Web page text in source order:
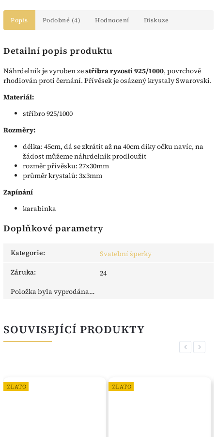
Popis Podobné (4) Hodnocení Diskuze
Detailní popis produktu
Náhrdelník je vyroben zestříbra ryzosti 925/1000, povrchově
rhodiován proti černání. Přívěsek je osázený krystaly Swarovski.
Materiál:
stříbro 925/1000
Rozměry:
délka: 45cm, dá se zkrátit až na 40cm díky očku navíc, na
žádost můžeme náhrdelník prodloužit
rozměr přívěsku: 27x30mm
průměr krystalů: 3x3mm
Zapínání
karabinka
Doplňkové parametry
Kategorie:
Svatební šperky
Záruka:
24
Položka byla vyprodána…
SOUVISEJÍCÍ PRODUKTY
Previous
ZLATO ZLATO
Next